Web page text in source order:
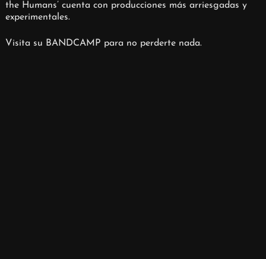
the Humans’ cuenta con producciones más arriesgadas y
experimentales.
Visita su BANDCAMP para no perderte nada.